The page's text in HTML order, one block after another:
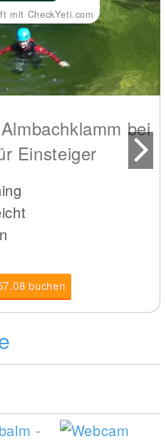
mit CheckYeti.com
bei
Einsteiger
buchen